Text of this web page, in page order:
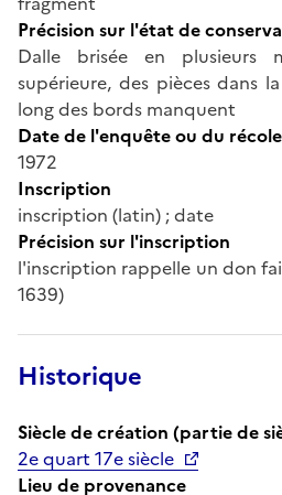
Précision sur l'état de
Dalle brisée en plusieurs
supérieure, des pièces dans
long des bords manquent
Date de l'enquête ou du
1972
Inscription
inscription (latin) ; date
Précision sur l'inscription
l'inscription rappelle un don
1639)
Historique
Siècle de création (partie de
2e quart 17e siècle
Lieu de provenance